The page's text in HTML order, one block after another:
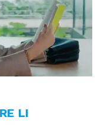
LI